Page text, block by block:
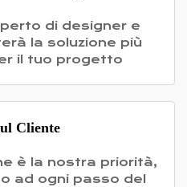
di designer e
la soluzione più
il tuo progetto
Cliente
è la nostra priorità,
ad ogni passo del